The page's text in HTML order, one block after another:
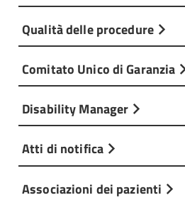
Qualità delle procedure
Comitato Unico di Garanzia
Disability Manager
Atti di notifica
Associazioni dei pazienti